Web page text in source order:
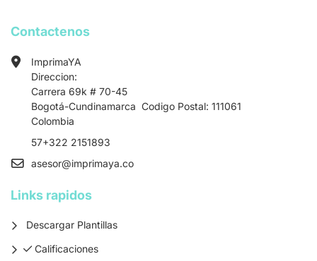
Contactenos
ImprimaYA
Direccion:
Carrera 69k # 70-45
Bogotá-Cundinamarca Codigo Postal: 111061
Colombia
57+322 2151893
asesor@imprimaya.co
Links rapidos
Descargar Plantillas
Calificaciones
Calificaciones